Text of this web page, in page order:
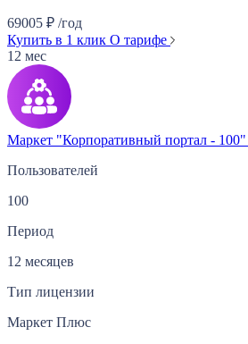
69005 ₽ /год
Купить в 1 клик О тарифе
12 мес
Маркет "Корпоративный портал - 100"
Пользователей
100
Период
12 месяцев
Тип лицензии
Маркет Плюс